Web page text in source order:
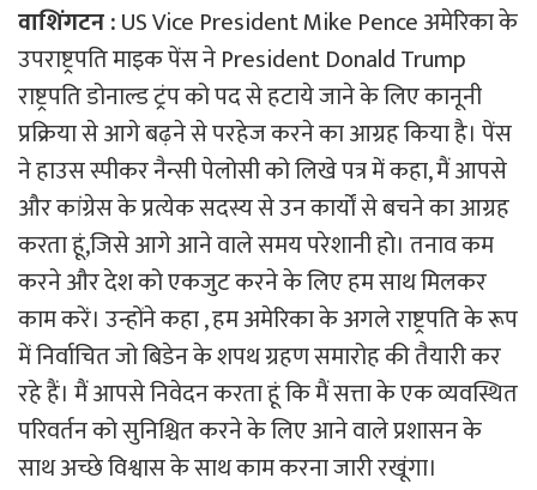
वाशिंगटन :US Vice President Mike Pence अमेरिका के
उपराष्ट्रपति माइक पेंस ने President Donald Trump
राष्ट्रपति डोनाल्ड ट्रंप को पद से हटाये जाने के लिए कानूनी
प्रक्रिया से आगे बढ़ने से परहेज करने का आग्रह किया है। पेंस
ने हाउस स्पीकर नैन्सी पेलोसी को लिखे पत्र में कहा, मैं आपसे
और कांग्रेस के प्रत्येक सदस्य से उन कार्यों से बचने का आग्रह
करता हूं,जिसे आगे आने वाले समय परेशानी हो। तनाव कम
करने और देश को एकजुट करने के लिए हम साथ मिलकर
काम करें। उन्होंने कहा , हम अमेरिका के अगले राष्ट्रपति के रूप
में निर्वाचित जो बिडेन के शपथ ग्रहण समारोह की तैयारी कर
रहे हैं। मैं आपसे निवेदन करता हूं कि मैं सत्ता के एक व्यवस्थित
परिवर्तन को सुनिश्चित करने के लिए आने वाले प्रशासन के
साथ अच्छे विश्वास के साथ काम करना जारी रखूंगा।